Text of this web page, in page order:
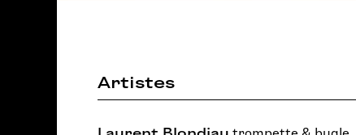
Artistes